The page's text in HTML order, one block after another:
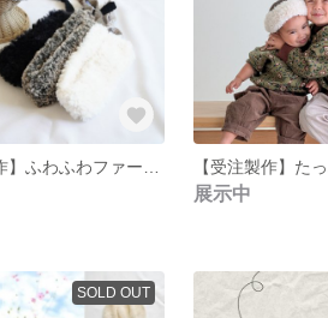
展示中
SOLD OUT